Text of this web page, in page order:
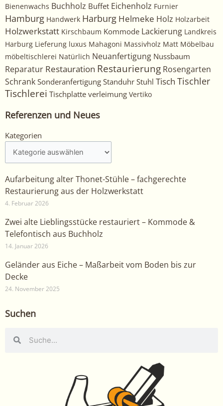
Bienenwachs Buchholz Buffet Eichenholz Furnier
Hamburg Handwerk Harburg Helmeke Holz Holzarbeit
Holzwerkstatt Kirschbaum Kommode Lackierung Landkreis
Harburg Lieferung luxus Mahagoni Massivholz Matt Möbelbau
möbeltischlerei Natürlich Neuanfertigung Nussbaum
Reparatur Restauration Restaurierung Rosengarten
Schrank Sonderanfertigung Standuhr Stuhl Tisch Tischler
Tischlerei Tischplatte verleimung Vertiko
Referenzen und Neues
Kategorien
Kategorien
Aufarbeitung alter Thonet-Stühle – fachgerechte
Restaurierung aus der Holzwerkstatt
4. Februar 2026
Zwei alte Lieblingsstücke restauriert – Kommode &
Telefontisch aus Buchholz
14. Januar 2026
Geländer aus Eiche – Maßarbeit vom Boden bis zur
Decke
24. November 2025
Suchen